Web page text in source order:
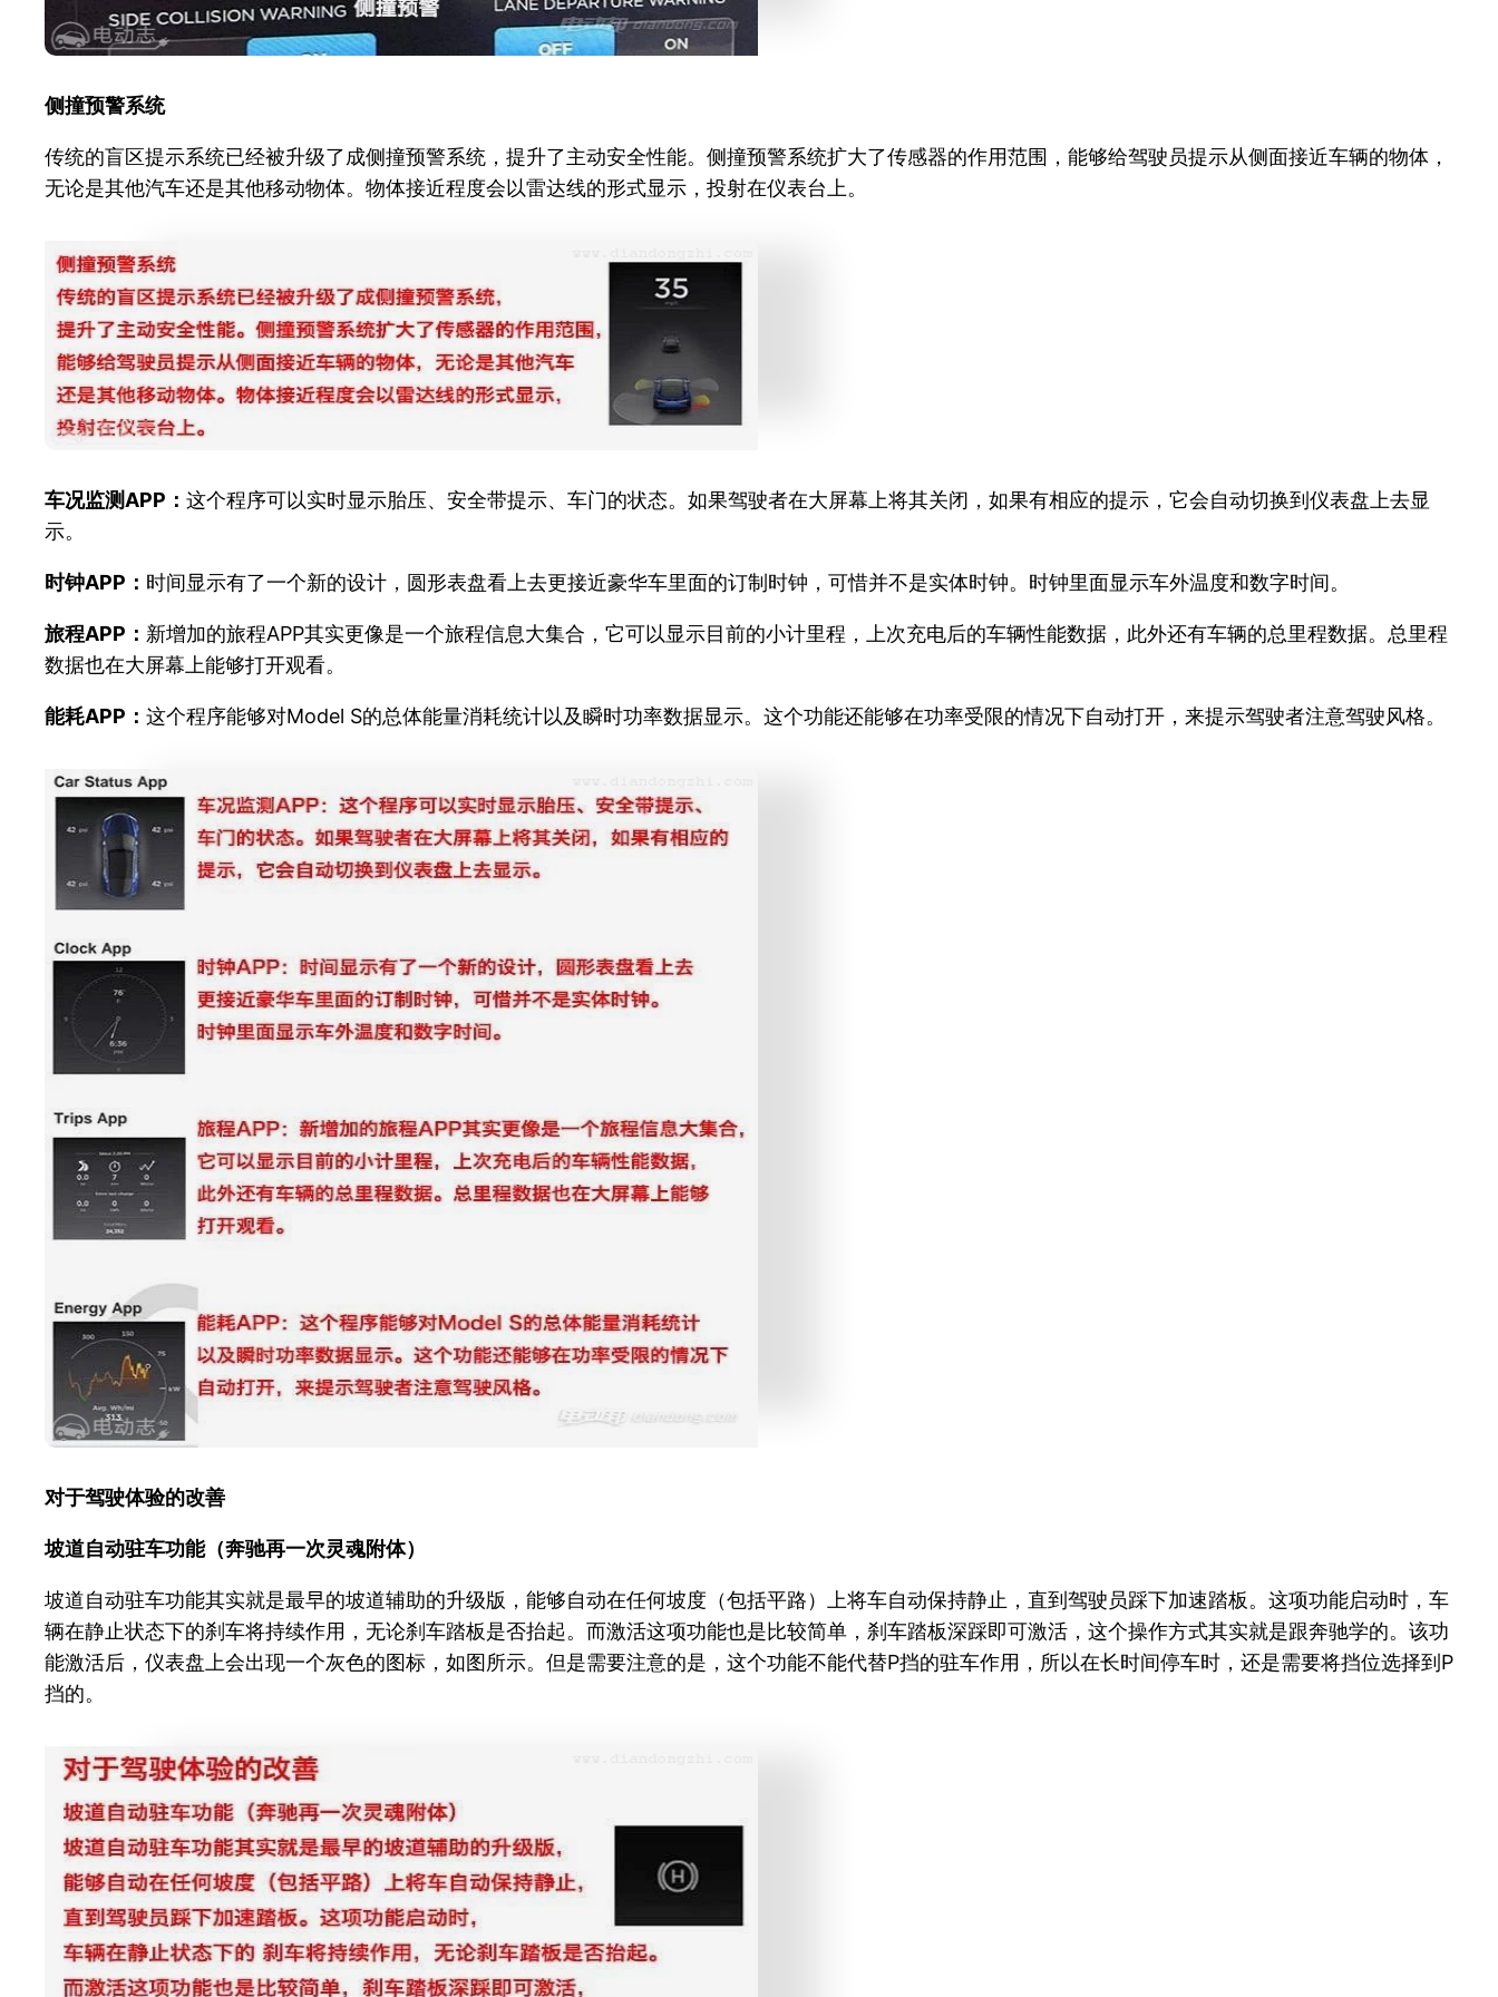
侧撞预警系统
传统的盲区提示系统已经被升级了成侧撞预警系统，提升了主动安全性能。侧撞预警系统扩大了传感器的作用范围，能够给驾驶员提示从侧面接近车辆的物体，
无论是其他汽车还是其他移动物体。物体接近程度会以雷达线的形式显示，投射在仪表台上。
车况监测APP： 这个程序可以实时显示胎压、安全带提示、车门的状态。如果驾驶者在大屏幕上将其关闭，如果有相应的提示，它会自动切换到仪表盘上去显
示。
时钟APP： 时间显示有了一个新的设计，圆形表盘看上去更接近豪华车里面的订制时钟，可惜并不是实体时钟。时钟里面显示车外温度和数字时间。
旅程APP： 新增加的旅程APP其实更像是一个旅程信息大集合，它可以显示目前的小计里程，上次充电后的车辆性能数据，此外还有车辆的总里程数据。总里程
数据也在大屏幕上能够打开观看。
能耗APP： 这个程序能够对Model S的总体能量消耗统计以及瞬时功率数据显示。这个功能还能够在功率受限的情况下自动打开，来提示驾驶者注意驾驶风格。
对于驾驶体验的改善
坡道自动驻车功能（奔驰再一次灵魂附体）
坡道自动驻车功能其实就是最早的坡道辅助的升级版，能够自动在任何坡度（包括平路）上将车自动保持静止，直到驾驶员踩下加速踏板。这项功能启动时，车
辆在静止状态下的刹车将持续作用，无论刹车踏板是否抬起。而激活这项功能也是比较简单，刹车踏板深踩即可激活，这个操作方式其实就是跟奔驰学的。该功
能激活后，仪表盘上会出现一个灰色的图标，如图所示。但是需要注意的是，这个功能不能代替P挡的驻车作用，所以在长时间停车时，还是需要将挡位选择到P
挡的。